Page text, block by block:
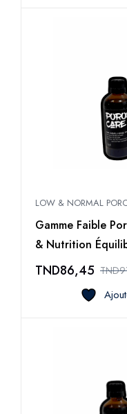
LOW & NORMAL
Gamme Faible
& Nutrition
TND86,45 TND